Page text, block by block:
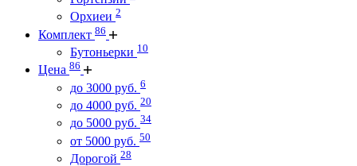
Орхиеи 2
Комплект 86
Бутоньерки 10
Цена 86
до 3000 руб. 6
до 4000 руб. 20
до 5000 руб. 34
от 5000 руб. 50
Дорогой 28